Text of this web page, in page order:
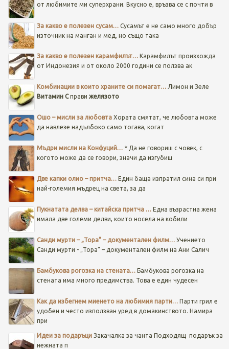
от любимите ми суперхрани. Вкусно е, връзва се с почти в
За какво е полезен сусам… Сусамът е не само много добър
източник на манган и мед, но също така
За какво е полезен карамфилът… Карамфилът произхожда
от Индонезия и от около 2000 години се ползва ак
Комбинации в които храните си помагат…Лимон и Зеле
Витамин Cправи желязото
Ошо – мисли за любовта Хората смятат, че любовта може
да навлезе надълбоко само тогава, когат
Мъдри мисли на Конфуций… * Да не говориш с човек, с
когото може да се говори, значи да изгубиш
Две капки олио – притча…Един баща изпратил сина си при
най-големия мъдрец на света, за да
Пукнатата делва – китайска притча … Една възрастна жена
имала две големи делви, които носела на кобили
Санди мурти – „Тора” – документален филм…Учението
Санди мурти - „Тора” – документален филм на Ани Салич
Бамбукова рогозка на стената… Бамбукова рогозка на
стената има много предимства. Това е един чудесен
Как да избегнем миенето на любимия парти…Парти грил е
удобен и често използван уред в домакинството. Намира
при
Идеи за подаръциЗакачалка за чанта Подходящ подарък за
нежната п